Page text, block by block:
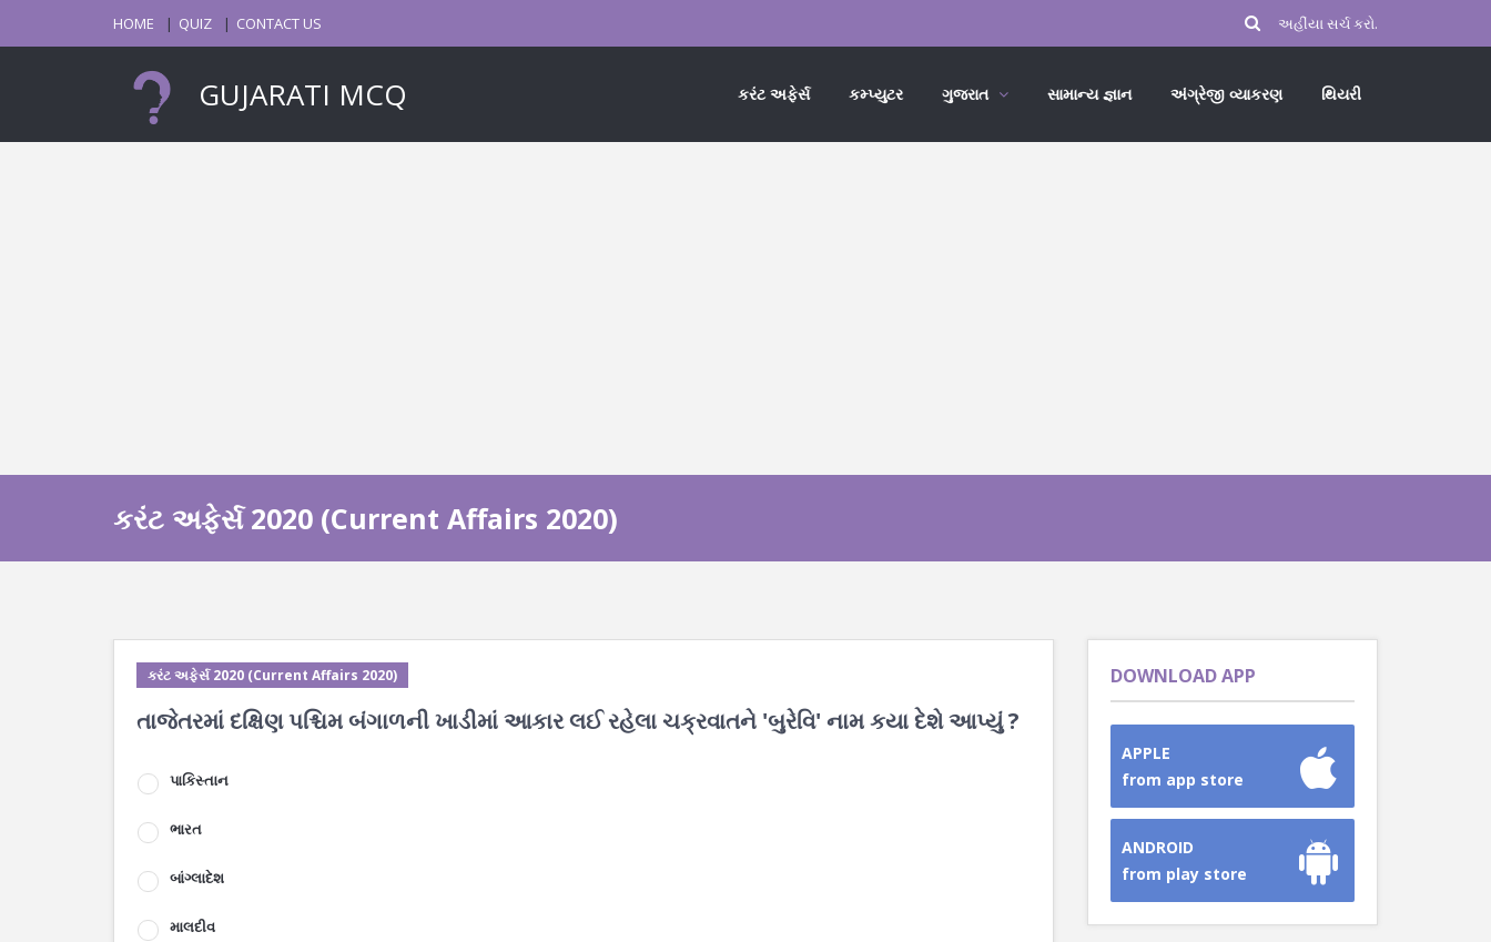
HOME QUIZ CONTACT US
GUJARATI MCQ કરંટ અફેર્સ કમ્પ્યુટર ગુજરાત સામાન્ય જ્ઞાન અંગ્રેજી વ્યાકરણ થિયરી
કરંટ અફેર્સ 2020 (Current Affairs 2020)
કરંટ અફેર્સ 2020 (Current Affairs 2020)
તાજેતરમાં દક્ષિણ પશ્ચિમ બંગાળની ખાડીમાં આકાર લઈ રહેલા ચક્રવાતને 'બુરેવિ' નામ કયા દેશે આપ્યું ?
પાકિસ્તાન
ભારત
બાંગ્લાદેશ
માલદીવ
DOWNLOAD APP
APPLE
from app store
ANDROID
from play store